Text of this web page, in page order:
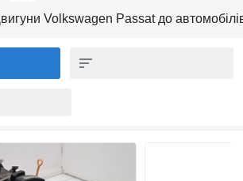
Volkswagen Passat до